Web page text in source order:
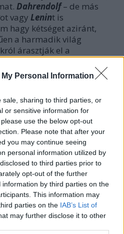
Personal Information
sale, sharing to third parties, or
or sensitive information for
use the below opt-out
Please note that after your
you may continue seeing
personal information utilized by
to third parties prior to
opt-out of the further
by third parties on the
This information may
parties on the IAB’s List of
may further disclose it to other
Dahrendolf– de más
ot vagy Lenint is
hagy kétséget aziránt,
a harmadik világ
árasztják el a
a fehér ember hajlamos
társadalmak termelik
Márai Sándor
hazai viszonyokra utaló
a kommunisták, jönnek
a kapitalizmus hozza
őket immár teljes
mint Amerikában.
azHBO-n most vetített
az„Utódlás”, „A
nyomában”, „Az
a többibe! Ezek valóságos